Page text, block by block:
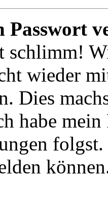
Passwort
schlimm!
wieder
Dies
habe